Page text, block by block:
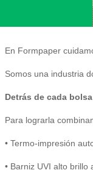
En Formpaper
Somos una industria
Detrás de cada bolsa
Para lograrla
• Termo-impresión
• Barniz UVI alto brillo